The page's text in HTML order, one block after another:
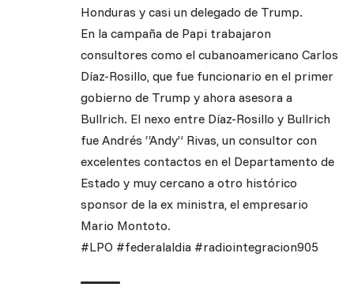
Honduras y casi un delegado de Trump.
En la campaña de Papi trabajaron
consultores como el cubanoamericano Carlos
Díaz-Rosillo, que fue funcionario en el primer
gobierno de Trump y ahora asesora a
Bullrich. El nexo entre Díaz-Rosillo y Bullrich
fue Andrés “Andy” Rivas, un consultor con
excelentes contactos en el Departamento de
Estado y muy cercano a otro histórico
sponsor de la ex ministra, el empresario
Mario Montoto.
#LPO #federalaldia #radiointegracion905